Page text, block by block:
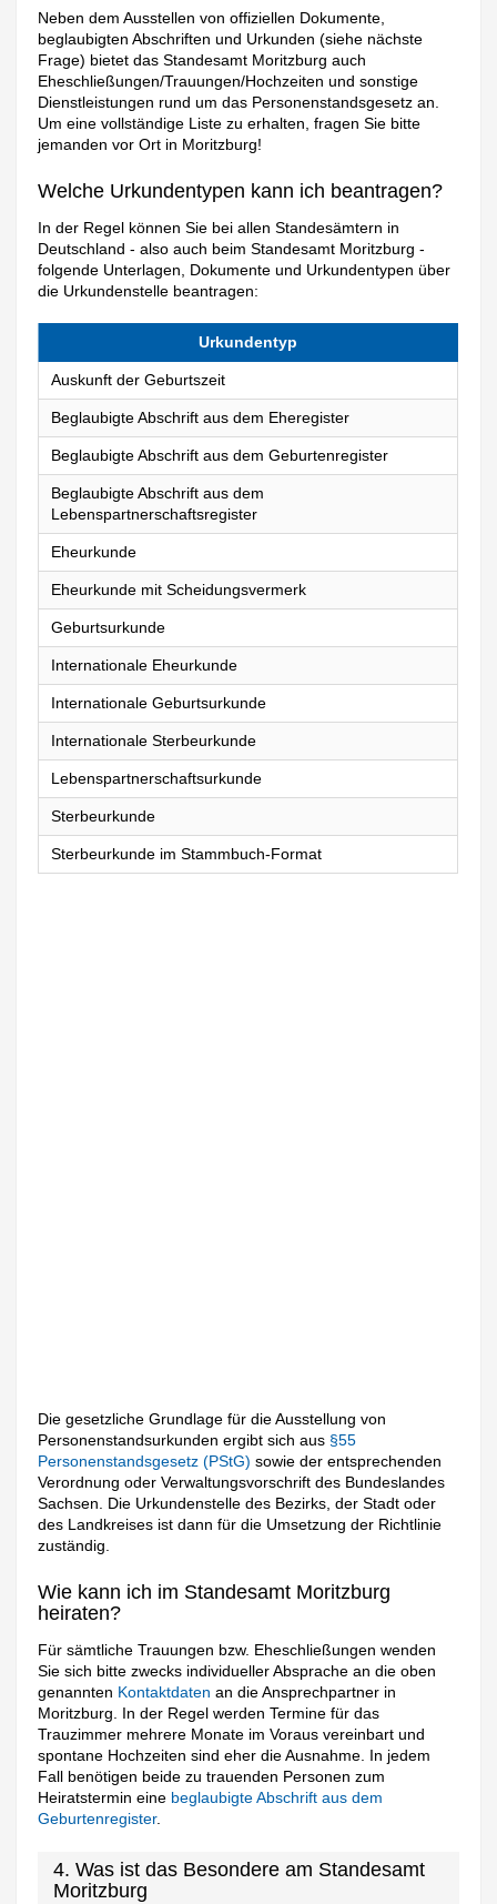
Neben dem Ausstellen von offiziellen Dokumente,
beglaubigten Abschriften und Urkunden (siehe nächste
Frage) bietet das Standesamt Moritzburg auch
Eheschließungen/Trauungen/Hochzeiten und sonstige
Dienstleistungen rund um das Personenstandsgesetz an.
Um eine vollständige Liste zu erhalten, fragen Sie bitte
jemanden vor Ort in Moritzburg!
Welche Urkundentypen kann ich beantragen?
In der Regel können Sie bei allen Standesämtern in
Deutschland - also auch beim Standesamt Moritzburg -
folgende Unterlagen, Dokumente und Urkundentypen über
die Urkundenstelle beantragen:
Urkundentyp
Auskunft der Geburtszeit
Beglaubigte Abschrift aus dem Eheregister
Beglaubigte Abschrift aus dem Geburtenregister
Beglaubigte Abschrift aus dem
Lebenspartnerschaftsregister
Eheurkunde
Eheurkunde mit Scheidungsvermerk
Geburtsurkunde
Internationale Eheurkunde
Internationale Geburtsurkunde
Internationale Sterbeurkunde
Lebenspartnerschaftsurkunde
Sterbeurkunde
Sterbeurkunde im Stammbuch-Format
Die gesetzliche Grundlage für die Ausstellung von
Personenstandsurkunden ergibt sich aus §55
Personenstandsgesetz (PStG)sowie der entsprechenden
Verordnung oder Verwaltungsvorschrift des Bundeslandes
Sachsen. Die Urkundenstelle des Bezirks, der Stadt oder
des Landkreises ist dann für die Umsetzung der Richtlinie
zuständig.
Wie kann ich im Standesamt Moritzburg
heiraten?
Für sämtliche Trauungen bzw. Eheschließungen wenden
Sie sich bitte zwecks individueller Absprache an die oben
genannten Kontaktdaten an die Ansprechpartner in
Moritzburg. In der Regel werden Termine für das
Trauzimmer mehrere Monate im Voraus vereinbart und
spontane Hochzeiten sind eher die Ausnahme. In jedem
Fall benötigen beide zu trauenden Personen zum
Heiratstermin eine beglaubigte Abschrift aus dem
Geburtenregister.
4. Was ist das Besondere am Standesamt
Moritzburg